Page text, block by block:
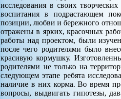
исследования в своих
воспитания в подрастающем
позиции, любви и бережного
отражены в ярких, красочных
работы над проектом, были
после чего родителями было
красивую кормушку.
родителями не только на
следующем этапе ребята
наличие в них корма. Во время
вопросы, выдвигать гипотезы,